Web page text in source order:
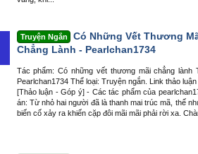
Truyện Ngắn
Có Những Vết Thương
Chẳng Lành - Pearlchan1734
Tác phẩm: Có những vết thương mãi chẳng lành
Pearlchan1734 Thể loại: Truyện ngắn. Link thảo
[Thảo luận - Góp ý] - Các tác phẩm của
án: Từ nhỏ hai người đã là thanh mai trúc mã, thế
biến cố xảy ra khiến cặp đôi mãi mãi phải rời xa.